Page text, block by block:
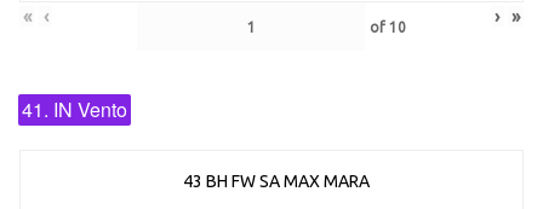
« ‹ of 10 › »
41. IN Vento
43 BH FW SA MAX MARA